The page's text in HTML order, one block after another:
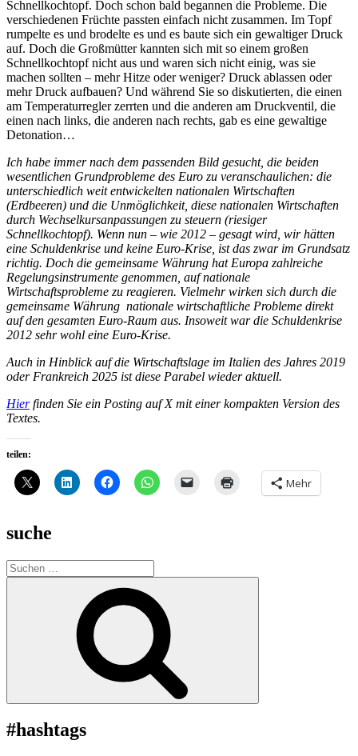
Schnellkochtopf. Doch schon bald begannen die Probleme. Die
verschiedenen Früchte passten einfach nicht zusammen. Im Topf
rumpelte es und brodelte es und es baute sich ein gewaltiger Druck
auf. Doch die Großmütter kannten sich mit so einem großen
Schnellkochtopf nicht aus und waren sich nicht einig, was sie
machen sollten – mehr Hitze oder weniger? Druck ablassen oder
mehr Druck aufbauen? Und während Sie so diskutierten, die einen
am Temperaturregler zerrten und die anderen am Druckventil, die
einen nach links, die anderen nach rechts, gab es eine gewaltige
Detonation…
Ich habe immer nach dem passenden Bild gesucht, die beiden
wesentlichen Grundprobleme des Euro zu veranschaulichen: die
unterschiedlich weit entwickelten nationalen Wirtschaften
(Erdbeeren) und die Unmöglichkeit, diese nationalen Wirtschaften
durch Wechselkursanpassungen zu steuern (riesiger
Schnellkochtopf). Wenn nun – wie 2012 – gesagt wird, wir hätten
eine Schuldenkrise und keine Euro-Krise, ist das zwar im Grundsatz
richtig. Doch die gemeinsame Währung hat Europa zahlreiche
Regelungsinstrumente genommen, auf nationale
Wirtschaftsprobleme zu reagieren. Vielmehr wirken sich durch die
gemeinsame Währung nationale wirtschaftliche Probleme direkt
auf den gesamten Euro-Raum aus. Insoweit war die Schuldenkrise
2012 sehr wohl eine Euro-Krise.
Auch in Hinblick auf die Wirtschaftslage im Italien des Jahres 2019
oder Frankreich 2025 ist diese Parabel wieder aktuell.
Hierfinden Sie ein Posting auf X mit einer kompakten Version des
Textes.
teilen:
Mehr
suche
Suche
nach:
#hashtags